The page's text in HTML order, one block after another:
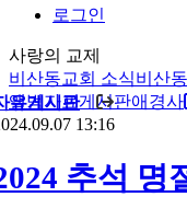
로그인
사랑의 교제
비산동교회 소식비산
앨범자료게시판애경사
유게시판
13:16
추석 명